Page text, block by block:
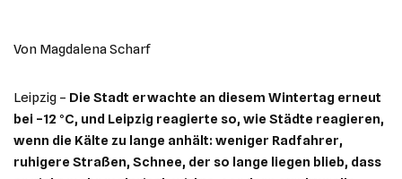
Von Magdalena Scharf
Leipzig – Die Stadt erwachte an diesem Wintertag erneut
bei –12 °C, und Leipzig reagierte so, wie Städte reagieren,
wenn die Kälte zu lange anhält: weniger Radfahrer,
ruhigere Straßen, Schnee, der so lange liegen blieb, dass